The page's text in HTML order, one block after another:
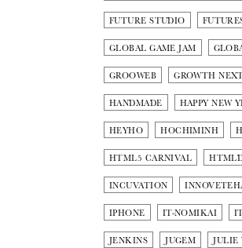
FUTURE STUDIO
GLOBAL GAME JAM
GROOWEB GROWTH
HANDMADE HAPPY NEW
HEYHO HOCHIMINH
HTML5 CARNIVAL
INCUVATION
IPHONE IT-NOMIKAI
JENKINS JUGEM JULIE